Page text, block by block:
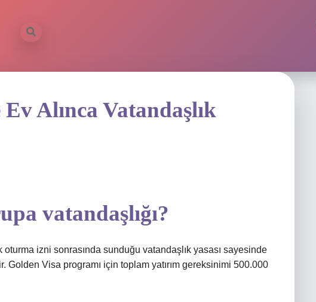
Alınca Vatandaşlık
vatandaşlığı?
oturma izni sonrasında sunduğu vatandaşlık yasası sayesinde
Golden Visa programı için toplam yatırım gereksinimi 500.000